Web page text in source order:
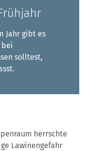
Jahr gibt es
bei
solltest,
herrschte
Lawinengefahr